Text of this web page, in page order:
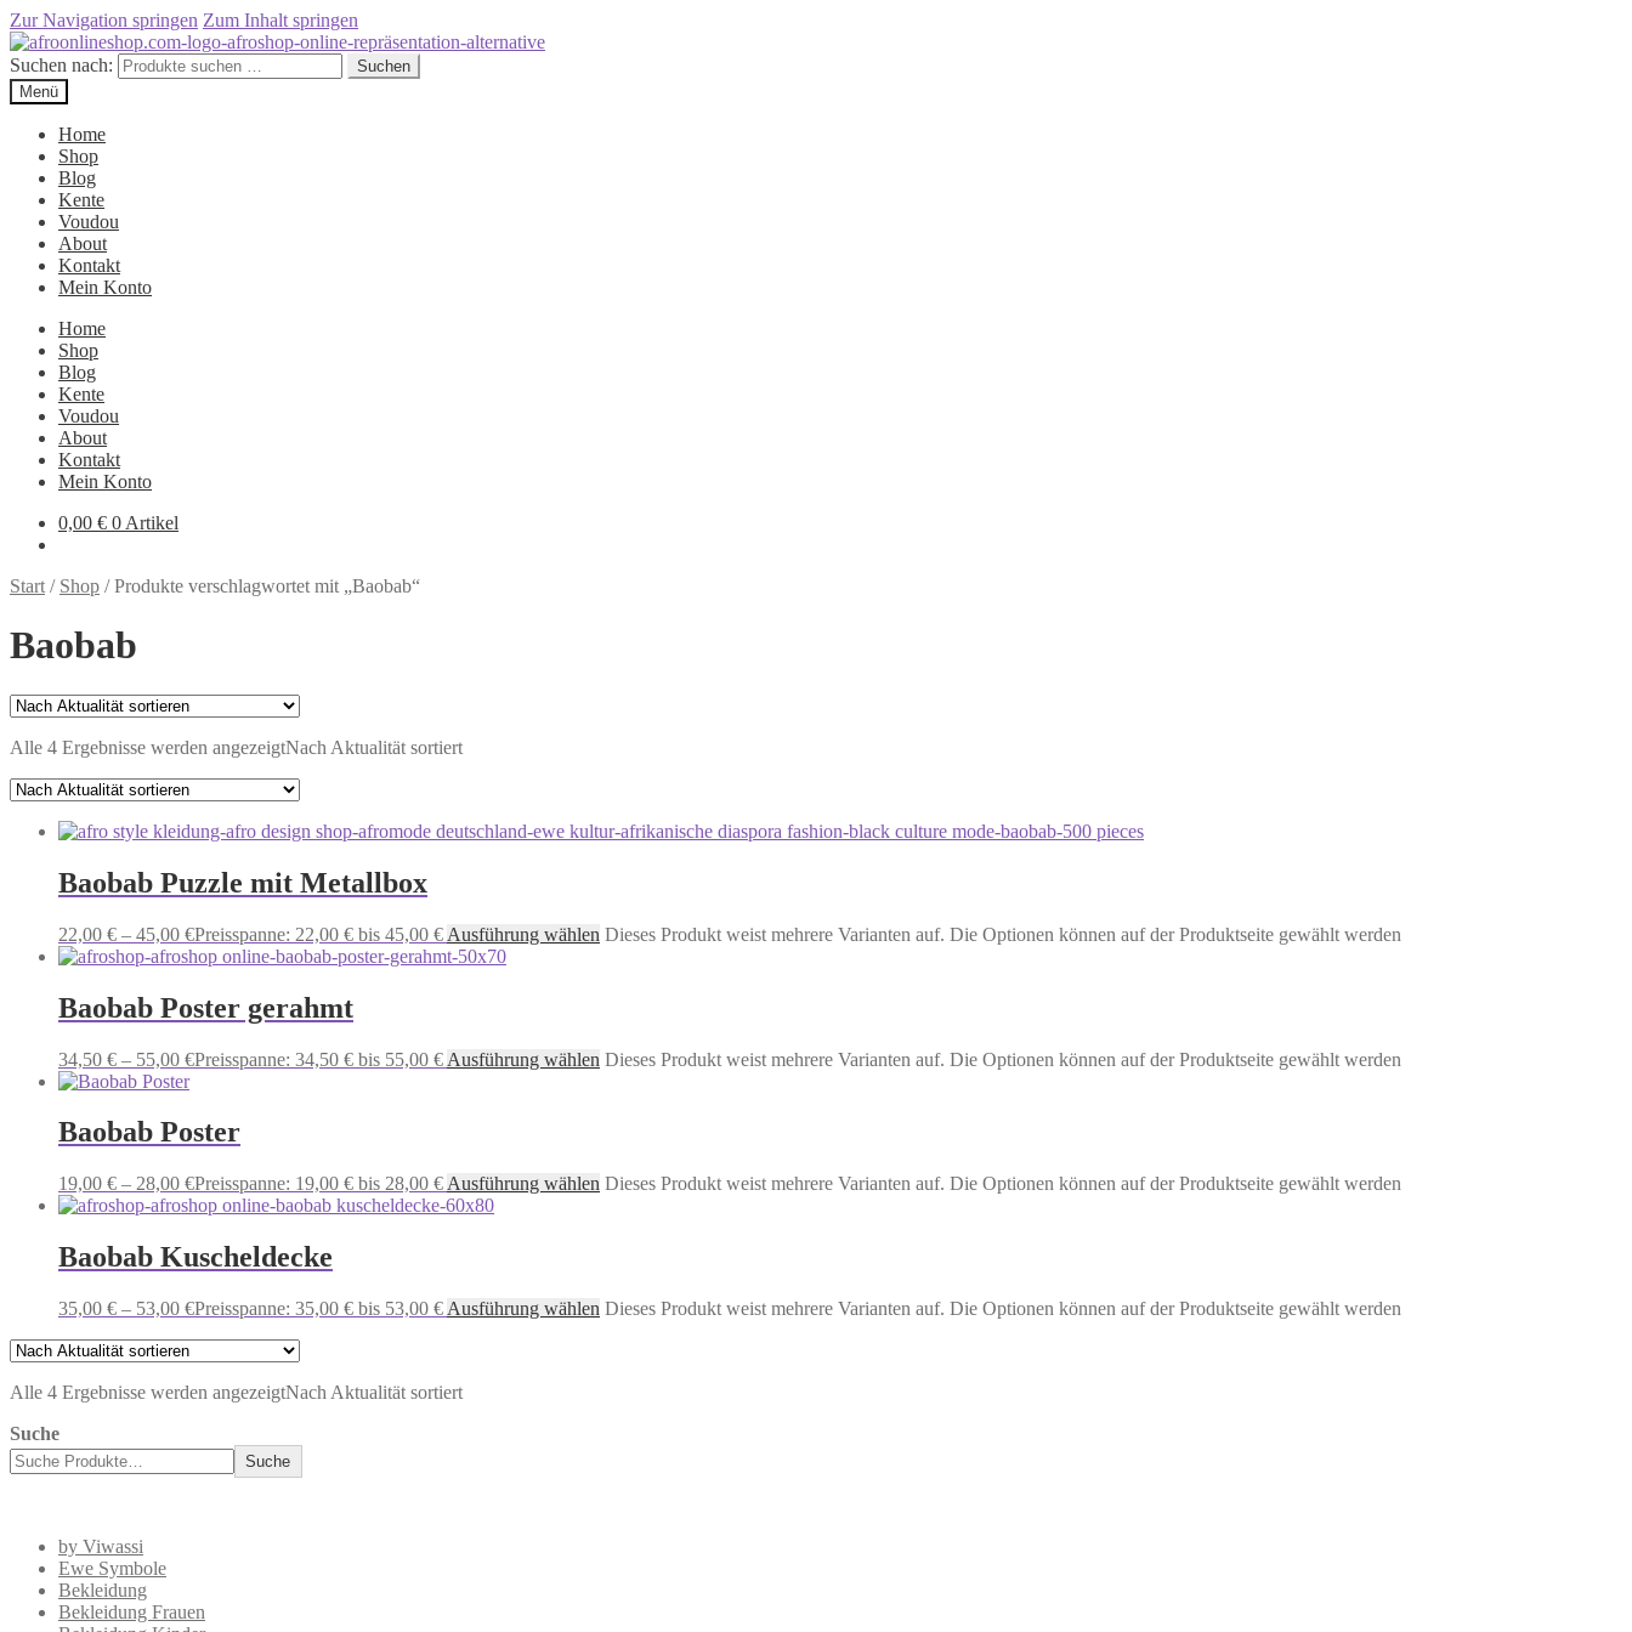
Zur Navigation springen Zum Inhalt springen
Suchen nach:
Suchen
Menü
Home
Shop
Blog
Kente
Voudou
About
Kontakt
Mein Konto
Home
Shop
Blog
Kente
Voudou
About
Kontakt
Mein Konto
0,00 € 0 Artikel
Start / Shop /Produkte verschlagwortet mit „Baobab“
Baobab
Alle 4 Ergebnisse werden angezeigtNach Aktualität sortiert
Baobab Puzzle mit Metallbox
22,00 € – 45,00 €Preisspanne: 22,00 € bis 45,00 € Ausführung wählen Dieses Produkt weist mehrere Varianten auf. Die Optionen können auf der Produktseite gewählt werden
Baobab Poster gerahmt
34,50 € – 55,00 €Preisspanne: 34,50 € bis 55,00 € Ausführung wählen Dieses Produkt weist mehrere Varianten auf. Die Optionen können auf der Produktseite gewählt werden
Baobab Poster
19,00 € – 28,00 €Preisspanne: 19,00 € bis 28,00 € Ausführung wählen Dieses Produkt weist mehrere Varianten auf. Die Optionen können auf der Produktseite gewählt werden
Baobab Kuscheldecke
35,00 € – 53,00 €Preisspanne: 35,00 € bis 53,00 € Ausführung wählen Dieses Produkt weist mehrere Varianten auf. Die Optionen können auf der Produktseite gewählt werden
Alle 4 Ergebnisse werden angezeigtNach Aktualität sortiert
Suche
Suche
by Viwassi
Ewe Symbole
Bekleidung
Bekleidung Frauen